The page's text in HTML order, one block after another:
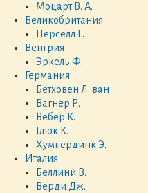
Моцарт В. А.
Великобритания
Пёрселл Г.
Венгрия
Эркель Ф.
Германия
Бетховен Л. ван
Вагнер Р.
Вебер К.
Глюк К.
Хумпердинк Э.
Италия
Беллини В.
Верди Дж.